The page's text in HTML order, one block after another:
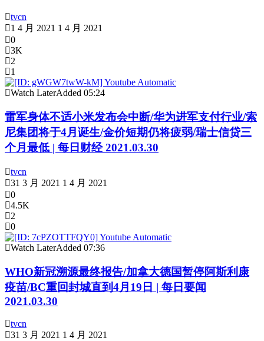
tvcn
1 4 月 2021 1 4 月 2021
0
3K
2
1
Watch LaterAdded 05:24
雷军身体不适小米发布会中断/华为进军支付行业/索
尼集团将于4月诞生/金价短期仍将疲弱/瑞士信贷三
个月最低 | 每日财经 2021.03.30
tvcn
31 3 月 2021 1 4 月 2021
0
4.5K
2
0
Watch LaterAdded 07:36
WHO新冠溯源最终报告/加拿大德国暂停阿斯利康
疫苗/BC重回封城直到4月19日 | 每日要闻
2021.03.30
tvcn
31 3 月 2021 1 4 月 2021